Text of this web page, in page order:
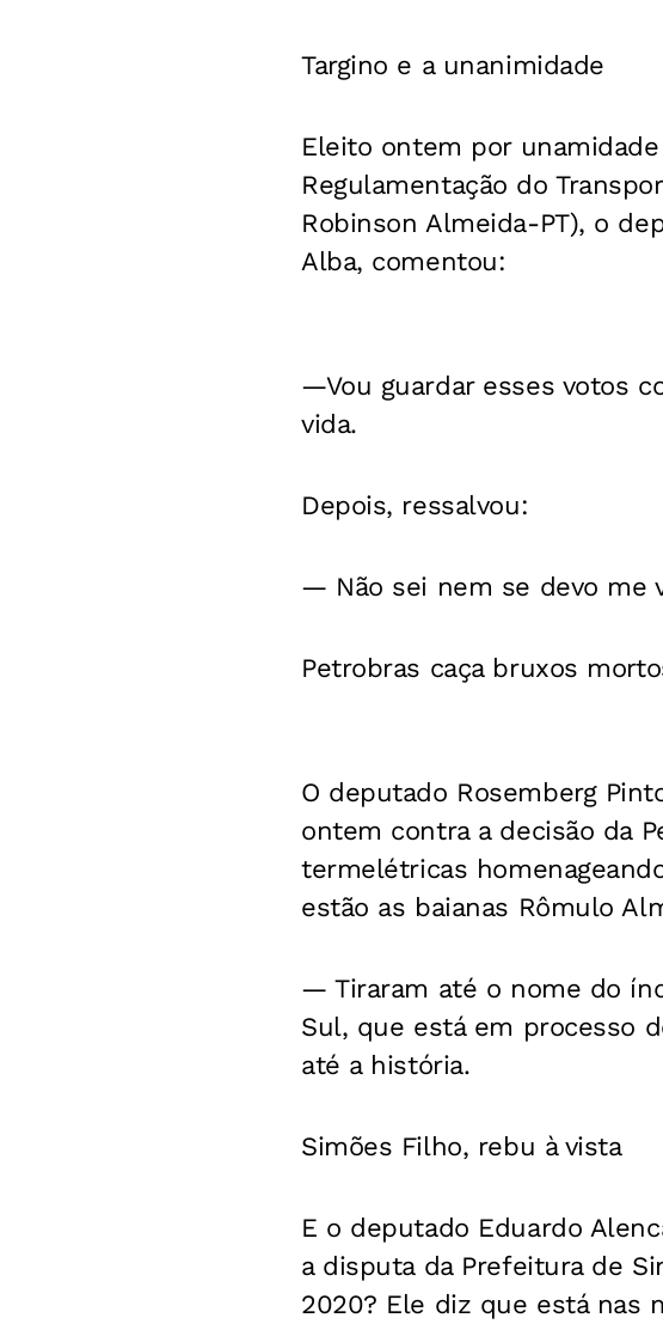
Targino e a unanimidade
Eleito ontem por
Regulamentação do
Robinson Almeida-PT), o
Alba, comentou:
—Vou guardar esses votos
vida.
Depois, ressalvou:
— Não sei nem se devo me
Petrobras caça bruxos
O deputado Rosemberg
ontem contra a decisão da
termelétricas
estão as baianas Rômulo
— Tiraram até o nome do
Sul, que está em processo
até a história.
Simões Filho, rebu à vista
E o deputado Eduardo
a disputa da Prefeitura de
2020? Ele diz que está nas